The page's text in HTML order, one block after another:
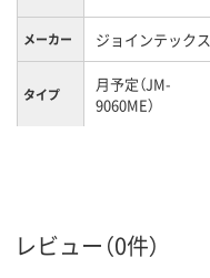
メーカー ジョインテックス
タイプ
月予定（JM-
9060ME）
レビュー（0件）